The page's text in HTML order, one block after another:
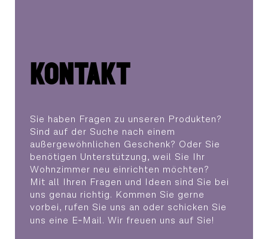
KONTAKT
Sie haben Fragen zu unseren Produkten?
Sind auf der Suche nach einem
außergewöhnlichen Geschenk? Oder Sie
benötigen Unterstützung, weil Sie Ihr
Wohnzimmer neu einrichten möchten?
Mit all Ihren Fragen und Ideen sind Sie bei
uns genau richtig. Kommen Sie gerne
vorbei, rufen Sie uns an oder schicken Sie
uns eine E‑Mail. Wir freuen uns auf Sie!